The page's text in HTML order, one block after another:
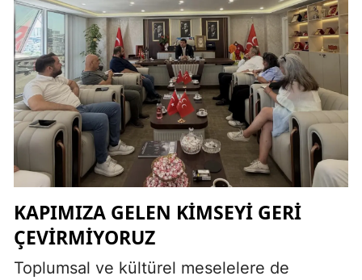
KAPIMIZA GELEN KIMSEYI GERI
ÇEVIRMIYORUZ
Toplumsal ve kültürel meselelere de